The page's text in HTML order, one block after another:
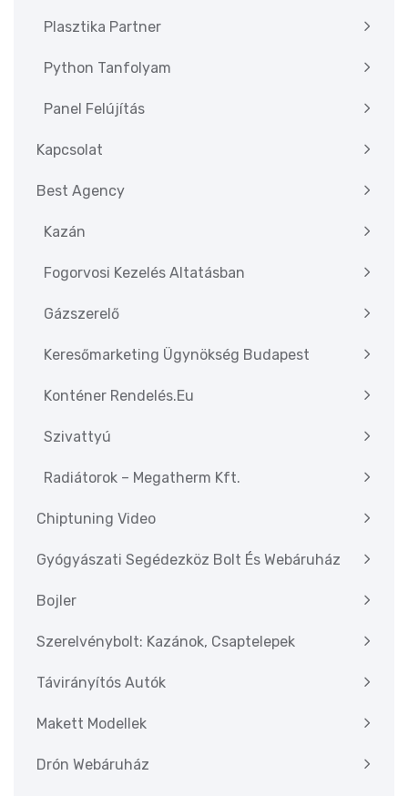
Plasztika Partner
Python Tanfolyam
Panel Felújítás
Kapcsolat
Best Agency
Kazán
Fogorvosi Kezelés Altatásban
Gázszerelő
Keresőmarketing Ügynökség Budapest
Konténer Rendelés.eu
Szivattyú
Radiátorok – Megatherm Kft.
Chiptuning Video
Gyógyászati Segédezköz Bolt És Webáruház
Bojler
Szerelvénybolt: Kazánok, Csaptelepek
Távirányítós Autók
Makett Modellek
Drón Webáruház